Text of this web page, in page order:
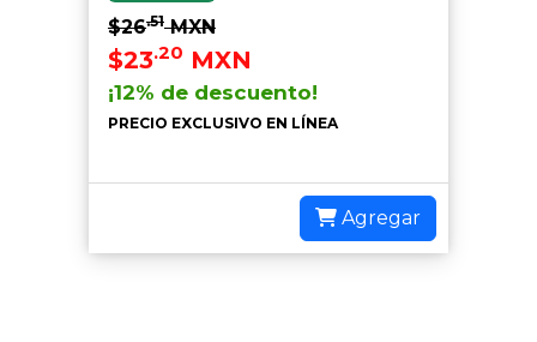
$26.51MXN
$23.20 MXN
¡12% de descuento!
PRECIO EXCLUSIVO EN LÍNEA
Agregar